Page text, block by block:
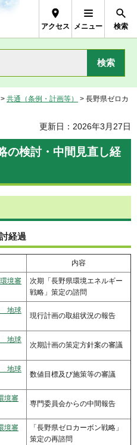
アクセス メニュー 検索
> 共通（条例・計画等）
> 長野県ゼロカ
更新日：2026年3月27日
の検討・中間見直し経
経過
内容
境審
次期「長野県環境エネルギー
戦略」策定の諮問
地球
現行計画の取組状況の報告
地球
次期計画の策定方針案の審議
地球
数値目標及び施策等の審議
境審
専門委員会からの中間報告
境審
「長野県ゼロカーボン戦略」
策定の再諮問